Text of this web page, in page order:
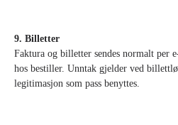
9. Billetter
Faktura og billetter sendes normalt per
hos bestiller. Unntak gjelder ved
legitimasjon som pass benyttes.